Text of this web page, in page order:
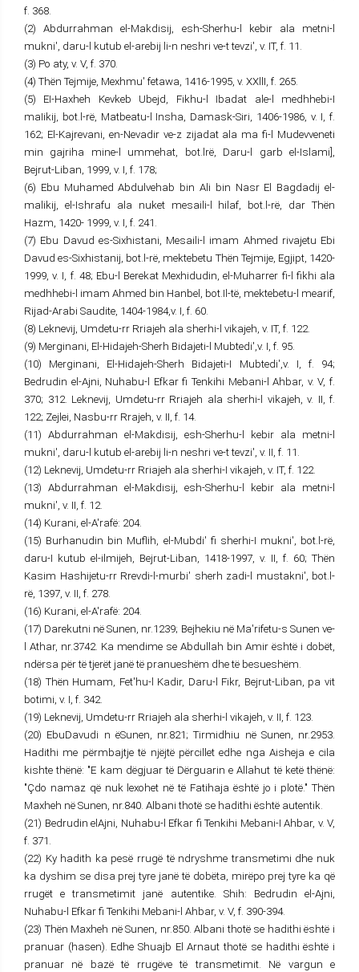
f. 368.
(2) Abdurrahman el-Makdisij, esh-Sherhu-l kebir ala metni-l
mukni', daru-l kutub el-arebij li-n neshri ve-t tevzi', v. IT, f. 11.
(3) Po aty, v. V, f. 370.
(4) Thën Tejmije, Mexhmu' fetawa, 1416-1995, v. XXllI, f. 265.
(5) EI-Haxheh Kevkeb Ubejd, Fikhu-l Ibadat ale-l medhhebi-I
maIikij, bot.l-rë, Matbeatu-l Insha, Damask-Siri, 1406-1986, v. I, f.
162; El-Kajrevani, en-Nevadir ve-z zijadat ala ma fi-l Mudevveneti
min gajriha mine-l ummehat, bot.lrë, Daru-l garb el-Islami],
Bejrut-Liban, 1999, v. I, f. 178;
(6) Ebu Muhamed Abdulvehab bin Ali bin Nasr El Bagdadij el-
malikij, el-Ishrafu ala nuket mesaili-l hilaf, bot.l-rë, dar Thën
Hazm, 1420- 1999, v. I, f. 241.
(7) Ebu Davud es-Sixhistani, Mesaili-l imam Ahmed rivajetu Ebi
Davud es-Sixhistanij, bot.l-rë, mektebetu Thën Tejmije, Egjipt, 1420-
1999, v. I, f. 48; Ebu-l Berekat Mexhidudin, el-Muharrer fi-l fikhi ala
medhhebi-l imam Ahmed bin Hanbel, bot.Il-të, mektebetu-l mearif,
Rijad-Arabi Saudite, 1404-1984,v. I, f. 60.
(8) Leknevij, Umdetu-rr Rriajeh ala sherhi-l vikajeh, v. IT, f. 122.
(9) Merginani, El-Hidajeh-Sherh Bidajeti-l Mubtedi',v. I, f. 95.
(10) Merginani, El-Hidajeh-Sherh Bidajeti-I Mubtedi',v. I, f. 94;
Bedrudin el-Ajni, Nuhabu-l Efkar fi Tenkihi Mebani-l Ahbar, v. V, f.
370; 312. Leknevij, Umdetu-rr Rriajeh ala sherhi-l vikajeh, v. II, f.
122; Zejlei, Nasbu-rr Rrajeh, v. II, f. 14.
(11) Abdurrahman el-Makdisij, esh-Sherhu-l kebir ala metni-l
mukni', daru-l kutub el-arebij li-n neshri ve-t tevzi', v. II, f. 11.
(12) Leknevij, Umdetu-rr Rriajeh ala sherhi-I vikajeh, v. IT, f. 122.
(13) Abdurrahman el-Makdisij, esh-Sherhu-l kebir ala metni-l
mukni', v. II, f. 12.
(14) Kurani, el-A'rafë: 204.
(15) Burhanudin bin Muflih, el-Mubdi' fi sherhi-I mukni', bot.l-rë,
daru-I kutub el-ilmijeh, Bejrut-Liban, 1418-1997, v. II, f. 60; Thën
Kasim Hashijetu-rr Rrevdi-l-murbi' sherh zadi-l mustakni', bot.l-
rë, 1397, v. II, f. 278.
(16) Kurani, el-A'rafë: 204.
(17) Darekutni në Sunen, nr.1239; Bejhekiu në Ma'rifetu-s Sunen ve-
l Athar, nr.3742. Ka mendime se Abdullah bin Amir është i dobët,
ndërsa për të tjerët janë të pranueshëm dhe të besueshëm.
(18) Thën Humam, Fet'hu-l Kadir, Daru-l Fikr, Bejrut-Liban, pa vit
botimi, v. I, f. 342.
(19) Leknevij, Umdetu-rr Rriajeh ala sherhi-l vikajeh, v. II, f. 123.
(20) EbuDavudi n ëSunen, nr.821; Tirmidhiu në Sunen, nr.2953.
Hadithi me përmbajtje të njëjtë përcillet edhe nga Aisheja e cila
kishte thënë: "E kam dëgjuar të Dërguarin e Allahut të ketë thënë:
"Çdo namaz që nuk lexohet në të Fatihaja është jo i plotë." Thën
Maxheh në Sunen, nr.840. Albani thotë se hadithi është autentik.
(21) Bedrudin elAjni, Nuhabu-l Efkar fi Tenkihi Mebani-I Ahbar, v. V,
f. 371.
(22) Ky hadith ka pesë rrugë të ndryshme transmetimi dhe nuk
ka dyshim se disa prej tyre janë të dobëta, mirëpo prej tyre ka që
rrugët e transmetimit janë autentike. Shih: Bedrudin el-Ajni,
Nuhabu-l Efkar fi Tenkihi Mebani-l Ahbar, v. V, f. 390-394.
(23) Thën Maxheh në Sunen, nr.850. Albani thotë se hadithi është i
pranuar (hasen). Edhe Shuajb El Arnaut thotë se hadithi është i
pranuar në bazë të rrugëve të transmetimit. Në vargun e